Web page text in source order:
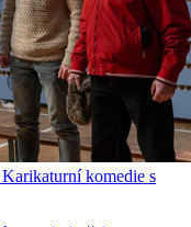
komedie s